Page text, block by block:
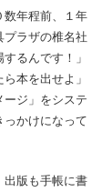
数年程前、１年
プラザの椎名社
るんです！」
本を出せよ」
ージ」をシステ
っかけになって
出版も手帳に書